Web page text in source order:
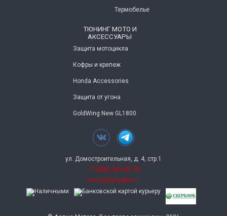
Термобелье
ТЮНИНГ МОТО И
АКСЕССУАРЫ
Защита мотоцикла
Кофры и крепеж
Honda Accessories
Защита от угона
GoldWing New GL1800
ул. Домостроительная, д. 4, стр.1
+7 (495) 363-43-33
eshop@aoyama.ru